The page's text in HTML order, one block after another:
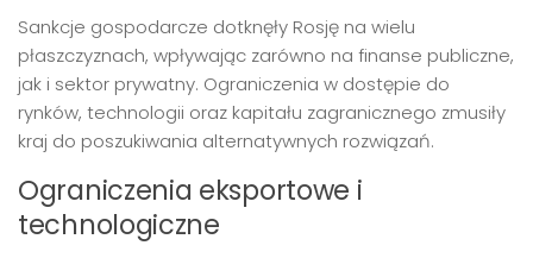
Sankcje gospodarcze dotknęły Rosję na wielu
płaszczyznach, wpływając zarówno na finanse publiczne,
jak i sektor prywatny. Ograniczenia w dostępie do
rynków, technologii oraz kapitału zagranicznego zmusiły
kraj do poszukiwania alternatywnych rozwiązań.
Ograniczenia eksportowe i
technologiczne